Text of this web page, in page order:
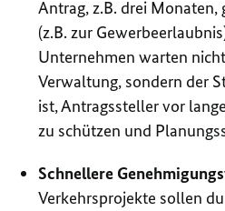
Antrag, z.B. drei Monaten,
(z.B. zur
Unternehmen warten
Verwaltung, sondern der
ist, Antragssteller vor
zu schützen und
Schnellere
Verkehrsprojekte sollen